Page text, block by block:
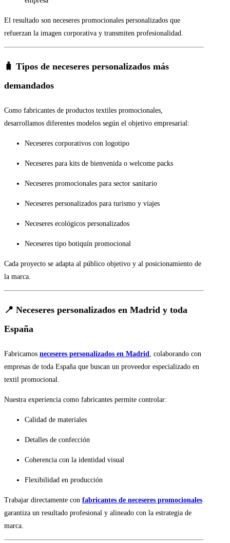
El resultado son neceseres promocionales personalizados que
refuerzan la imagen corporativa y transmiten profesionalidad.
🧳 Tipos de neceseres personalizados más
demandados
Como fabricantes de productos textiles promocionales,
desarrollamos diferentes modelos según el objetivo empresarial:
Neceseres corporativos con logotipo
Neceseres para kits de bienvenida o welcome packs
Neceseres promocionales para sector sanitario
Neceseres personalizados para turismo y viajes
Neceseres ecológicos personalizados
Neceseres tipo botiquín promocional
Cada proyecto se adapta al público objetivo y al posicionamiento de
la marca.
📍 Neceseres personalizados en Madrid y toda
España
Fabricamos neceseres personalizados en Madrid , colaborando con
empresas de toda España que buscan un proveedor especializado en
textil promocional.
Nuestra experiencia como fabricantes permite controlar:
Calidad de materiales
Detalles de confección
Coherencia con la identidad visual
Flexibilidad en producción
Trabajar directamente con fabricantes de neceseres promocionales
garantiza un resultado profesional y alineado con la estrategia de
marca.